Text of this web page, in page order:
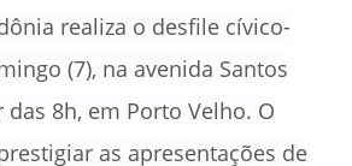
realiza o desfile cívico-
(7), na avenida Santos
8h, em Porto Velho. O
as apresentações de